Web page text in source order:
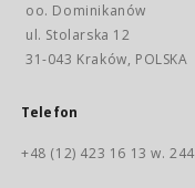
oo. Dominikanów
ul. Stolarska 12
31-043 Kraków, POLSKA
Telefon
+48 (12) 423 16 13 w. 244